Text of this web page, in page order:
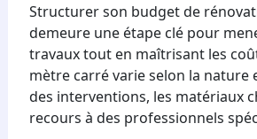
Structurer son budget de
demeure une étape clé pour
travaux tout en maîtrisant les
mètre carré varie selon la nature
des interventions, les matériaux
recours à des professionnels